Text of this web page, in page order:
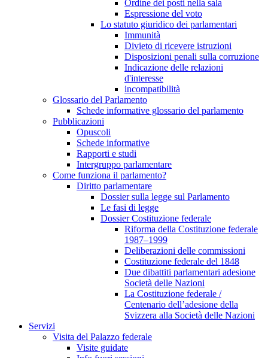
Ordine dei posti nella sala
Espressione del voto
Lo statuto giuridico dei parlamentari
Immunità
Divieto di ricevere istruzioni
Disposizioni penali sulla corruzione
Indicazione delle relazioni
d'interesse
incompatibilità
Glossario del Parlamento
Schede informative glossario del parlamento
Pubblicazioni
Opuscoli
Schede informative
Rapporti e studi
Intergruppo parlamentare
Come funziona il parlamento?
Diritto parlamentare
Dossier sulla legge sul Parlamento
Le fasi di legge
Dossier Costituzione federale
Riforma della Costituzione federale
1987–1999
Deliberazioni delle commissioni
Costituzione federale del 1848
Due dibattiti parlamentari adesione
Società delle Nazioni
La Costituzione federale /
Centenario dell’adesione della
Svizzera alla Società delle Nazioni
Servizi
Visita del Palazzo federale
Visite guidate